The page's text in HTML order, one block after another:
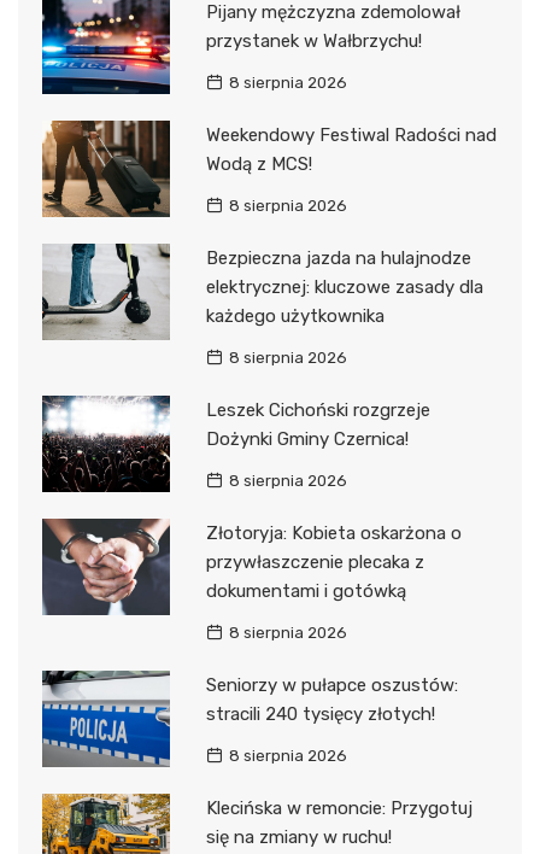
Pijany mężczyzna zdemolował
przystanek w Wałbrzychu!
8 sierpnia 2026
Weekendowy Festiwal Radości nad
Wodą z MCS!
8 sierpnia 2026
Bezpieczna jazda na hulajnodze
elektrycznej: kluczowe zasady dla
każdego użytkownika
8 sierpnia 2026
Leszek Cichoński rozgrzeje
Dożynki Gminy Czernica!
8 sierpnia 2026
Złotoryja: Kobieta oskarżona o
przywłaszczenie plecaka z
dokumentami i gotówką
8 sierpnia 2026
Seniorzy w pułapce oszustów:
stracili 240 tysięcy złotych!
8 sierpnia 2026
Klecińska w remoncie: Przygotuj
się na zmiany w ruchu!